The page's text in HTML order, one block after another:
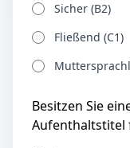
Sicher (B2)
Fließend (C1)
Besitzen Sie
Aufenthaltstitel